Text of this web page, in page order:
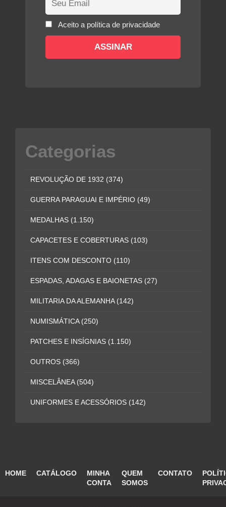
Aceito a política de privacidade
Categorias
REVOLUÇÃO DE 1932 (374)
GUERRA PARAGUAI E IMPÉRIO (49)
MEDALHAS (1.150)
CAPACETES E COBERTURAS (103)
ITENS COM DESCONTO (110)
ESPADAS, ADAGAS E BAIONETAS (27)
MILITARIA DA ALEMANHA (142)
NUMISMÁTICA (250)
PATCHES E INSÍGNIAS (1.150)
OUTROS (366)
MISCELÂNEA (504)
UNIFORMES E ACESSÓRIOS (142)
HOME CATÁLOGO
MINHA
CONTA
QUEM
SOMOS
CONTATO